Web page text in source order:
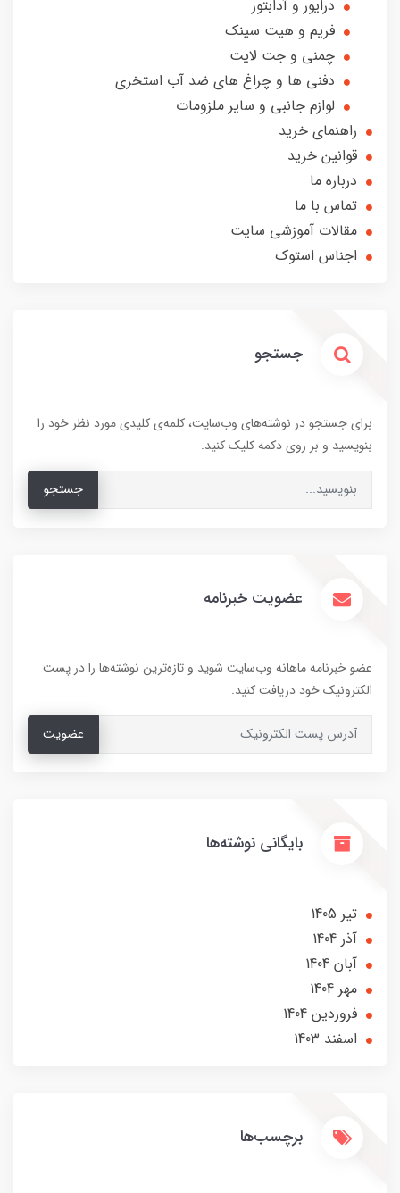
درایور و آدابتور
فریم و هیت سینک
چمنی و جت لایت
دفنی ها و چراغ های ضد آب استخری
لوازم جانبی و سایر ملزومات
راهنمای خرید
قوانین خرید
درباره ما
تماس با ما
مقالات آموزشی سایت
اجناس استوک
جستجو
برای جستجو در نوشته‌های وب‌سایت، کلمه‌ی کلیدی مورد نظر خود را
بنویسید و بر روی دکمه کلیک کنید.
جستجو
عضویت خبرنامه
عضو خبرنامه ماهانه وب‌سایت شوید و تازه‌ترین نوشته‌ها را در پست
الکترونیک خود دریافت کنید.
عضویت
بایگانی نوشته‌ها
تير 1405
آذر 1404
آبان 1404
مهر 1404
فروردین 1404
اسفند 1403
برچسب‌ها